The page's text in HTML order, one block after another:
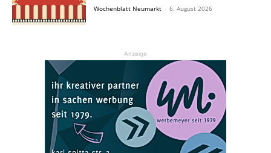
Wochenblatt Neumarkt - 6. August 2026
Anzeige